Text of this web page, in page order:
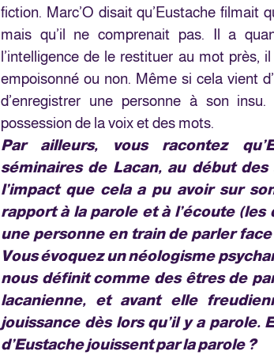
fiction. Marc’O disait qu’Eustache filmait
mais qu’il ne comprenait pas. Il a
l’intelligence de le restituer au mot près,
empoisonné ou non. Même si cela vient
d’enregistrer une personne à son
possession de la voix et des mots.
Par ailleurs, vous racontez
séminaires de Lacan, au début
l’impact que cela a pu avoir sur
rapport à la parole et à l’écoute
une personne en train de parler face
Vous évoquez un néologisme
nous définit comme des êtres de
lacanienne, et avant elle
jouissance dès lors qu’il y a parole.
d’Eustache jouissent par la parole ?